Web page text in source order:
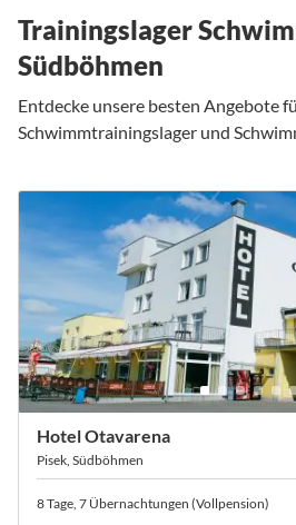
Trainingslager
Südböhmen
Entdecke unsere besten Angebote
Schwimmtrainingslager und
Hotel Otavarena
Pisek, Südböhmen
8 Tage, 7 Übernachtungen (Vollpension)